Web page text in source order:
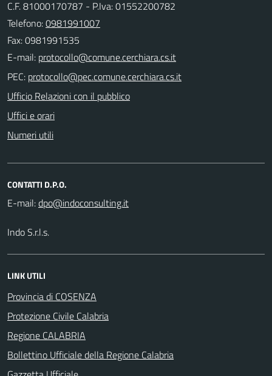
C.F. 81000170787 - P.Iva: 01552200782
Telefono:0981991007
Fax: 0981991535
E-mail:
PEC:
Ufficio Relazioni con il pubblico
Uffici e orari
Numeri utili
CONTATTI D.P.O.
E-mail:
Indo S.r.l.s.
LINK UTILI
Provincia di COSENZA
Protezione Civile Calabria
Regione CALABRIA
Bollettino Ufficiale della Regione Calabria